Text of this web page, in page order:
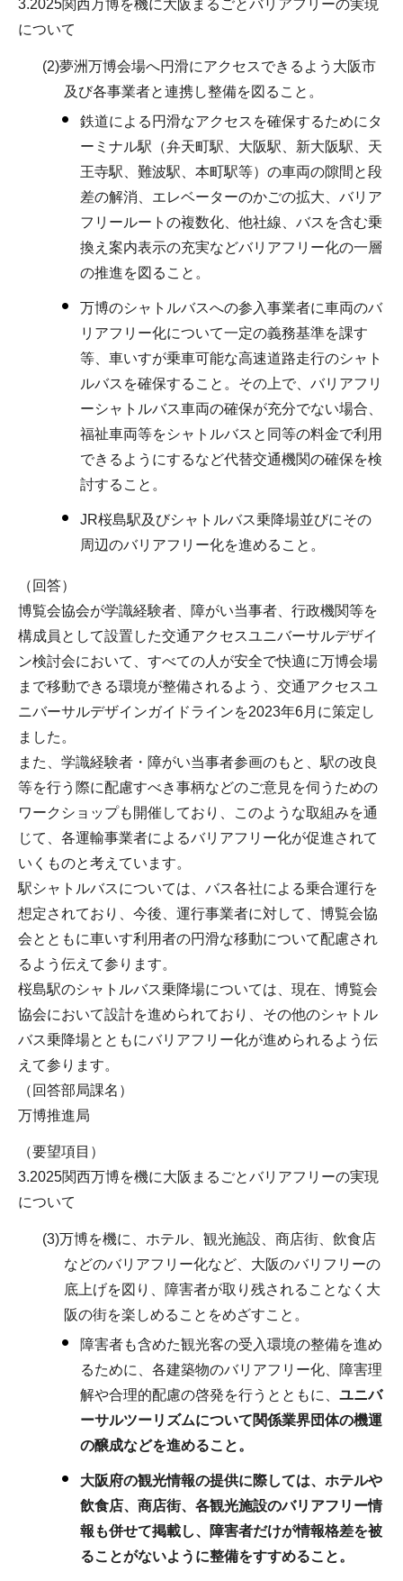
3.2025関西万博を機に大阪まるごとバリアフリーの実現
について
(2)夢洲万博会場へ円滑にアクセスできるよう大阪市
及び各事業者と連携し整備を図ること。
鉄道による円滑なアクセスを確保するためにタ
ーミナル駅（弁天町駅、大阪駅、新大阪駅、天
王寺駅、難波駅、本町駅等）の車両の隙間と段
差の解消、エレベーターのかごの拡大、バリア
フリールートの複数化、他社線、バスを含む乗
換え案内表示の充実などバリアフリー化の一層
の推進を図ること。
万博のシャトルバスへの参入事業者に車両のバ
リアフリー化について一定の義務基準を課す
等、車いすが乗車可能な高速道路走行のシャト
ルバスを確保すること。その上で、バリアフリ
ーシャトルバス車両の確保が充分でない場合、
福祉車両等をシャトルバスと同等の料金で利用
できるようにするなど代替交通機関の確保を検
討すること。
JR桜島駅及びシャトルバス乗降場並びにその
周辺のバリアフリー化を進めること。
（回答）
博覧会協会が学識経験者、障がい当事者、行政機関等を
構成員として設置した交通アクセスユニバーサルデザイ
ン検討会において、すべての人が安全で快適に万博会場
まで移動できる環境が整備されるよう、交通アクセスユ
ニバーサルデザインガイドラインを2023年6月に策定し
ました。
また、学識経験者・障がい当事者参画のもと、駅の改良
等を行う際に配慮すべき事柄などのご意見を伺うための
ワークショップも開催しており、このような取組みを通
じて、各運輸事業者によるバリアフリー化が促進されて
いくものと考えています。
駅シャトルバスについては、バス各社による乗合運行を
想定されており、今後、運行事業者に対して、博覧会協
会とともに車いす利用者の円滑な移動について配慮され
るよう伝えて参ります。
桜島駅のシャトルバス乗降場については、現在、博覧会
協会において設計を進められており、その他のシャトル
バス乗降場とともにバリアフリー化が進められるよう伝
えて参ります。
（回答部局課名）
万博推進局
（要望項目）
3.2025関西万博を機に大阪まるごとバリアフリーの実現
について
(3)万博を機に、ホテル、観光施設、商店街、飲食店
などのバリアフリー化など、大阪のバリフリーの
底上げを図り、障害者が取り残されることなく大
阪の街を楽しめることをめざすこと。
障害者も含めた観光客の受入環境の整備を進め
るために、各建築物のバリアフリー化、障害理
解や合理的配慮の啓発を行うとともに、 ユニバ
ーサルツーリズムについて関係業界団体の機運
の醸成などを進めること。
大阪府の観光情報の提供に際しては、ホテルや
飲食店、商店街、各観光施設のバリアフリー情
報も併せて掲載し、障害者だけが情報格差を被
ることがないように整備をすすめること。